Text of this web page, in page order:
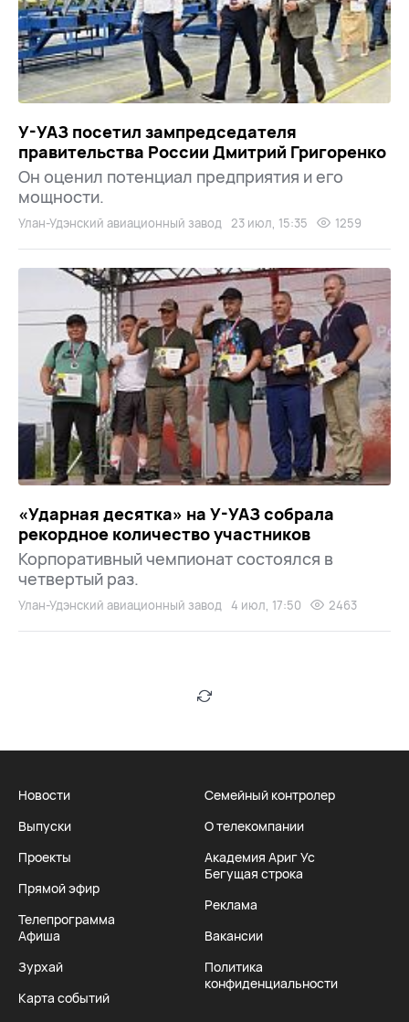
У-УАЗ посетил зампредседателя
правительства России Дмитрий Григоренко
Он оценил потенциал предприятия и его
мощности.
Улан-Удэнский авиационный завод 23 июл, 15:35 1259
«Ударная десятка» на У-УАЗ собрала
рекордное количество участников
Корпоративный чемпионат состоялся в
четвертый раз.
Улан-Удэнский авиационный завод 4 июл, 17:50 2463
Новости
Выпуски
Проекты
Прямой эфир
Телепрограмма
Афиша
Зурхай
Карта событий
Семейный контролер
О телекомпании
Академия Ариг Ус
Бегущая строка
Реклама
Вакансии
Политика
конфиденциальности